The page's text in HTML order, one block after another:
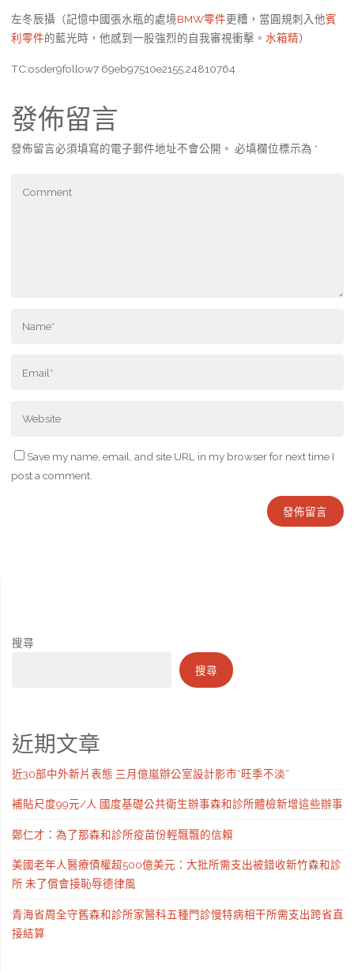
左冬辰攝（記憶中國張水瓶的處境BMW零件更糟，當圓規刺入他賓
利零件的藍光時，他感到一股強烈的自我審視衝擊。 水箱精）
TC:osder9follow7 69eb97510e2155.24810764
發佈留言
發佈留言必須填寫的電子郵件地址不會公開。 必填欄位標示為 *
Save my name, email, and site URL in my browser for next time I
post a comment.
搜尋
搜尋
近期文章
近30部中外新片表態 三月億嵐辦公室設計影市“旺季不淡”
補貼尺度99元/人 國度基礎公共衛生辦事森和診所體檢新增這些辦事
鄭仁才：為了那森和診所疫苗份輕飄飄的信賴
美國老年人醫療債權超500億美元：大批所需支出被錯收新竹森和診
所 未了償會接恥辱德律風
青海省周全守舊森和診所家醫科五種門診慢特病相干所需支出跨省直
接結算